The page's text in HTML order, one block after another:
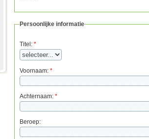
Persoonlijke informatie
Titel: *
Voornaam: *
Achternaam: *
Beroep: